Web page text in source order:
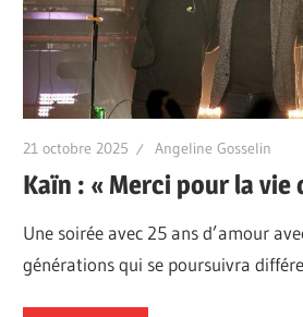
21 octobre 2025 Angeline Gosselin
Kaïn : « Merci pour la vie
Une soirée avec 25 ans d’amour
générations qui se poursuivra